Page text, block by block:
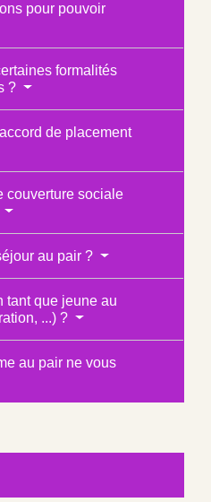
pour pouvoir
formalités
?
de placement
couverture sociale
au pair ?
tant que jeune au
...) ?
au pair ne vous